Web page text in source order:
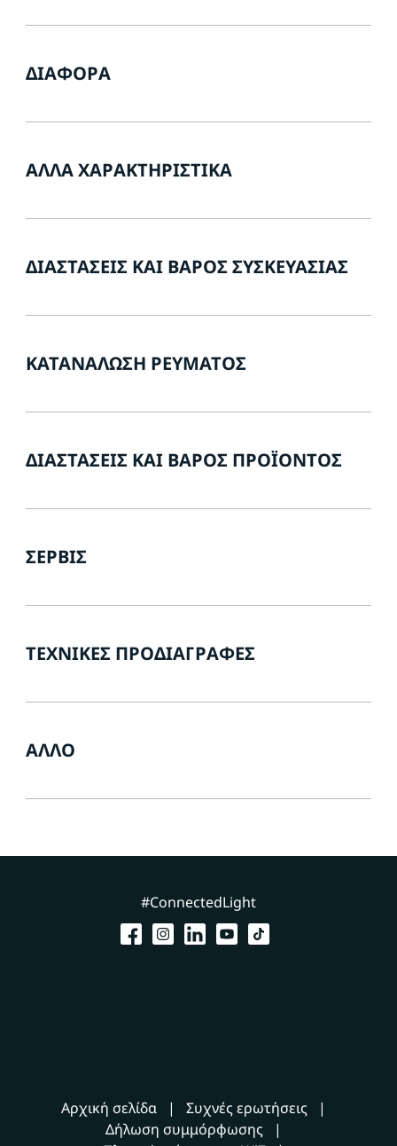
ΔΙΆΦΟΡΑ
ΆΛΛΑ ΧΑΡΑΚΤΗΡΙΣΤΙΚΆ
ΔΙΑΣΤΆΣΕΙΣ ΚΑΙ ΒΆΡΟΣ ΣΥΣΚΕΥΑΣΊΑΣ
ΚΑΤΑΝΆΛΩΣΗ ΡΕΎΜΑΤΟΣ
ΔΙΑΣΤΆΣΕΙΣ ΚΑΙ ΒΆΡΟΣ ΠΡΟΪΌΝΤΟΣ
ΣΈΡΒΙΣ
ΤΕΧΝΙΚΈΣ ΠΡΟΔΙΑΓΡΑΦΈΣ
ΆΛΛΟ
#ConnectedLight
Αρχική σελίδα
Συχνές ερωτήσεις
Δήλωση συμμόρφωσης